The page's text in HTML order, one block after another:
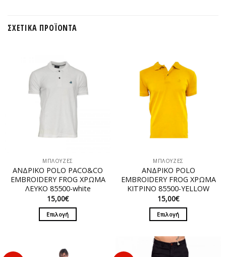
ΣΧΕΤΙΚΆ ΠΡΟΪΌΝΤΑ
ΜΠΛΟΥΖΕΣ
ΑΝΔΡΙΚΟ POLO PACO&CO
EMBROIDERY FROG ΧΡΩΜΑ
ΛΕΥΚΟ 85500-white
15,00€
Επιλογή
προϊόν
ΜΠΛΟΥΖΕΣ
ΑΝΔΡΙΚΟ POLO
EMBROIDERY FROG ΧΡΩΜΑ
ΚΙΤΡΙΝΟ 85500-YELLOW
15,00€
Επιλογή
το
προϊόν